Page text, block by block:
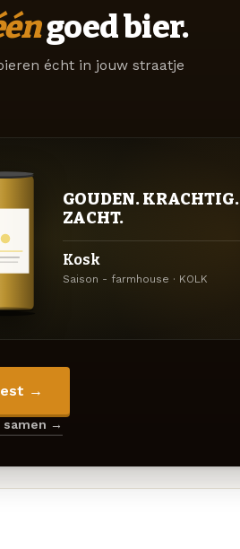
goed bier.
écht in jouw straatje
GOUDEN. KRACHTIG.
ZACHT.
Kosk
Saison - farmhouse · KOLK
→
samen →